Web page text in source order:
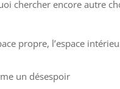
encore autre
propre, l’espace
un désespoir